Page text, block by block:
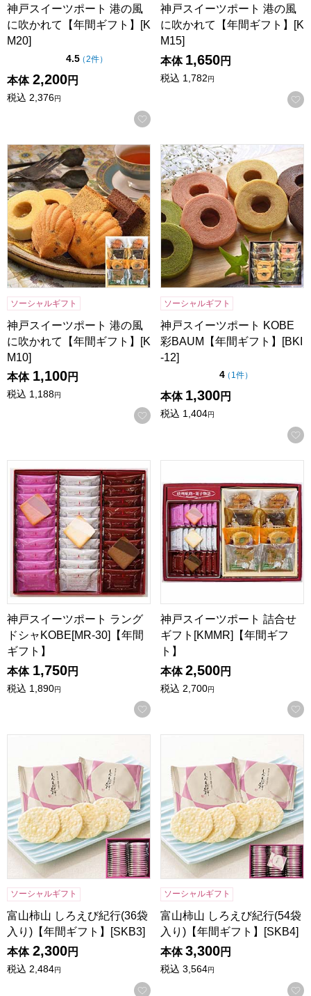
神戸スイーツポート 港の風
に吹かれて【年間ギフト】[K
M20]
4.5点（5点満点中）
（2件の評価
）
本体 2,200円
税込 2,376円
お気に入りに登録する
神戸スイーツポート 港の風
に吹かれて【年間ギフト】[K
M15]
本体 1,650円
税込 1,782円
神戸スイーツポート 港の風に吹かれて【年間ギフト】[KM10]
ソーシャルギフト
神戸スイーツポート 港の風
に吹かれて【年間ギフト】[K
M10]
本体 1,100円
税込 1,188円
お気に入りに登録する
神戸スイーツポート KOBE彩
ソーシャルギフト
神戸スイーツポート KOBE
彩BAUM【年間ギフト】[BKI
-12]
4点（5点満点中）
（ 1件の評価
）
本体 1,300円
税込 1,404円
神戸スイーツポート ラングドシャKOBE[MR-30]【年間ギフ
神戸スイーツポート ラング
ドシャKOBE[MR-30]【年間
ギフト】
本体 1,750円
税込 1,890円
お気に入りに登録する
神戸スイーツポート 詰合せ
ギフト[KMMR]【年間ギフ
ト】
本体 2,500円
税込 2,700円
ソーシャルギフト
富山柿山 しろえび紀行(36袋
入り)【年間ギフト】[SKB3]
本体 2,300円
税込 2,484円
お気に入りに登録する
ソーシャルギフト
富山柿山 しろえび紀行(54袋
入り)【年間ギフト】[SKB4]
本体 3,300円
税込 3,564円